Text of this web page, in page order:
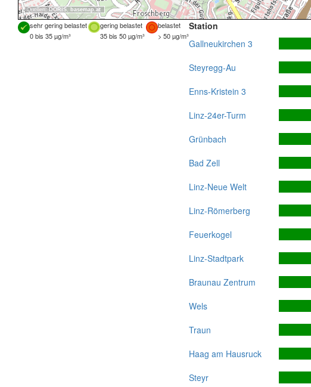
Quellen:DORIS, basemap.at
sehr gering belastet gering belastet
belastet
0 bis 35 µg/m³
35 bis 50 µg/m³ > 50 µg/m³
Station
Gallneukirchen 3
Steyregg-Au
Enns-Kristein 3
Linz-24er-Turm
Grünbach
Bad Zell
Linz-Neue Welt
Linz-Römerberg
Feuerkogel
Linz-Stadtpark
Braunau Zentrum
Wels
Traun
Haag am Hausruck
Steyr